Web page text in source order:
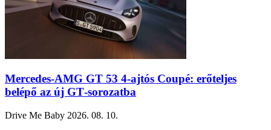
Mercedes‑AMG GT 53 4‑ajtós Coupé: erőteljes
belépő az új GT‑sorozatba
Drive Me Baby 2026. 08. 10.